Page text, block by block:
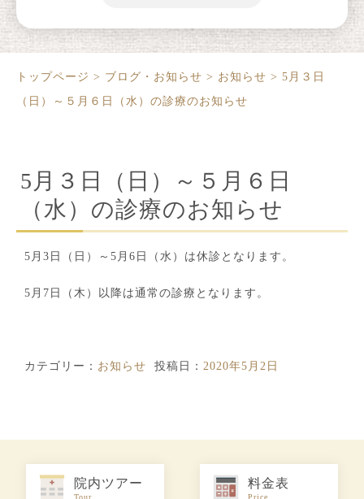
トップページ > ブログ・お知らせ > お知らせ > 5月３日
（日）～５月６日（水）の診療のお知らせ
5月３日（日）～５月６日
（水）の診療のお知らせ
5月3日（日）～5月6日（水）は休診となります。
5月7日（木）以降は通常の診療となります。
カテゴリー： お知らせ 投稿日： 2020年5月2日
院内ツアー
Tour
料金表
Price